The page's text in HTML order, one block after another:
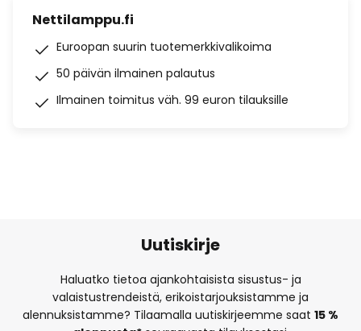
Nettilamppu.fi
Euroopan suurin tuotemerkkivalikoima
50 päivän ilmainen palautus
Ilmainen toimitus väh. 99 euron tilauksille
Uutiskirje
Haluatko tietoa ajankohtaisista sisustus- ja
valaistustrendeistä, erikoistarjouksistamme ja
alennuksistamme? Tilaamalla uutiskirjeemme saat 15 %